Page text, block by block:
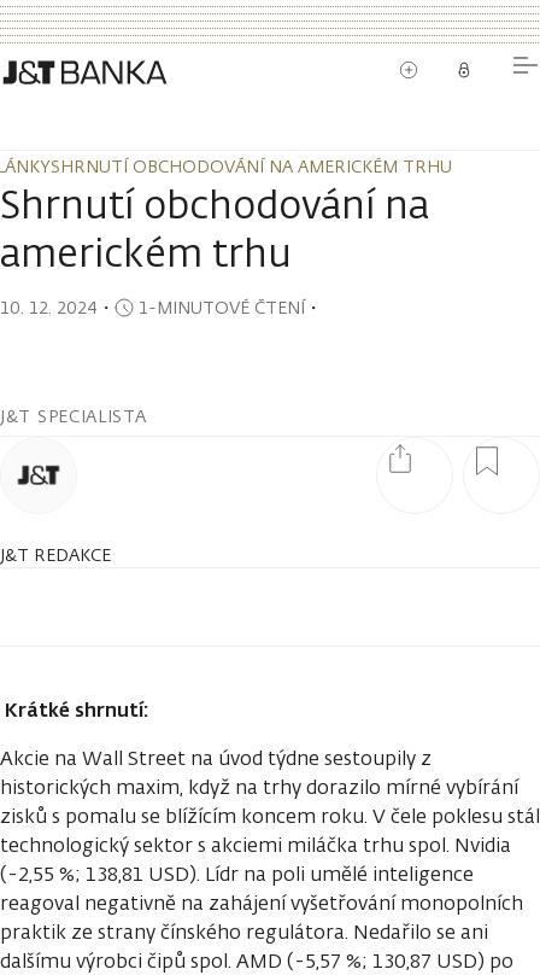
SHRNUTÍ OBCHODOVÁNÍ NA AMERICKÉM TRHU
SHRNUTÍ OBCHODOVÁNÍ NA AMERICKÉM TRHU
Shrnutí obchodování na
americkém trhu
10. 12. 2024 ・ 1-MINUTOVÉ ČTENÍ・
J&T SPECIALISTA
J&T REDAKCE
Krátké shrnutí:
Akcie na Wall Street na úvod týdne sestoupily z
historických maxim, když na trhy dorazilo mírné vybírání
zisků s pomalu se blížícím koncem roku. V čele poklesu stál
technologický sektor s akciemi miláčka trhu spol. Nvidia
(-2,55 %; 138,81 USD). Lídr na poli umělé inteligence
reagoval negativně na zahájení vyšetřování monopolních
praktik ze strany čínského regulátora. Nedařilo se ani
dalšímu výrobci čipů spol. AMD (-5,57 %; 130,87 USD) po